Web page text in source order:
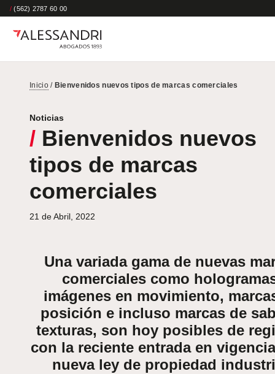
/ (562) 2787 60 00
Inicio/ Bienvenidos nuevos tipos de marcas comerciales
Noticias
/ Bienvenidos nuevos
tipos de marcas
comerciales
21 de Abril, 2022
Una variada gama de nuevas
comerciales como
imágenes en movimiento,
posición e incluso marcas de
texturas, son hoy posibles de
con la reciente entrada en
nueva ley de propiedad